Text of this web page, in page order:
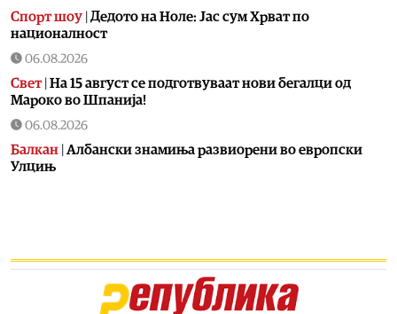
Спорт шоу Дедото на Ноле: Јас сум Хрват по
националност
06.08.2026
Свет| На 15 август се подготвуваат нови бегалци од
Мароко во Шпанија!
06.08.2026
Балкан Албански знамиња развиорени во европски
Улцињ
06.08.2026
Помалку првачиња, помалку иднина:
Демографската криза веќе стигна до училишните